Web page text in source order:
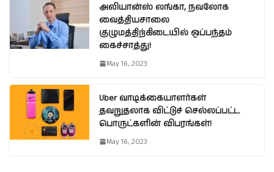
அலியான்ஸ் லங்கா, நவலோக
வைத்தியசாலை
குழுமத்திற்கிடையில் ஒப்பந்தம்
கைச்சாத்து!
May 16, 2023
Uber வாடிக்கையாளர்கள்
தவறுதலாக விட்டுச் செல்லப்பட்ட
பொருட்களின் விபரங்கள்!
May 16, 2023